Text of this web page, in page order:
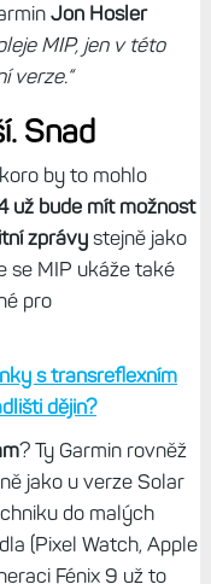
Jon Hosler
MIP, jen v této
verze.“
Snad
by to mohlo
už bude mít možnost
zprávystejně jako
se MIP ukáže také
pro
s transreflexním
dějin?
? Ty Garmin rovněž
jako u verze Solar
do malých
(Pixel Watch, Apple
Fénix 9 už to